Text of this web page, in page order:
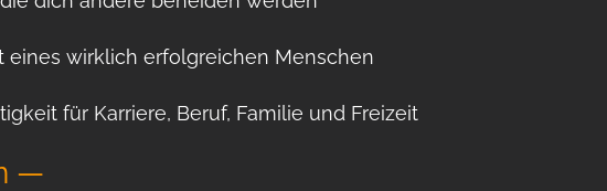
eines wirklich erfolgreichen Menschen
für Karriere, Beruf, Familie und Freizeit
—